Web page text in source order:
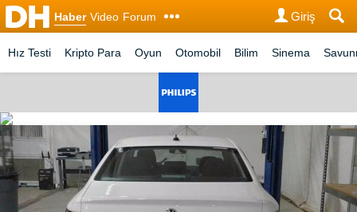
Haber Video Forum Giriş
Hız Testi Kripto Para Oyun Otomobil Bilim Sinema